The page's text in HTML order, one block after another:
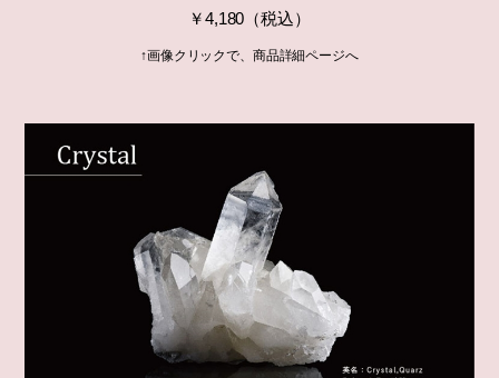
￥4,180（税込）
↑画像クリックで、商品詳細ページへ